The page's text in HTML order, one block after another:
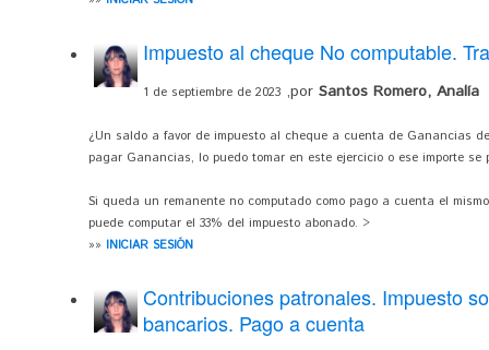
Impuesto al cheque No computable.
1 de septiembre de 2023 ,por Santos Romero, Analía
¿Un saldo a favor de impuesto al cheque a cuenta de Ganancias
pagar Ganancias, lo puedo tomar en este ejercicio o ese importe se
Si queda un remanente no computado como pago a cuenta el
puede computar el 33% del impuesto abonado. >
»» INICIAR SESIÓN
Contribuciones patronales. Impuesto
bancarios. Pago a cuenta